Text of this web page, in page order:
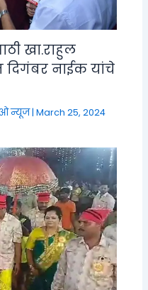
खा.राहुल
दिगंबर नाईक यांचे
न्यूज|March 25, 2024